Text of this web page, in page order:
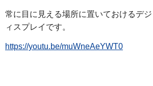
常に目に見える場所に置いておけるデ
ィスプレイです。
https://youtu.be/muWneAeYWT0